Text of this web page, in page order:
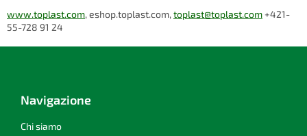
www.toplast.com, eshop.toplast.com, toplast@toplast.com+421-
55-728 91 24
Navigazione
Chi siamo